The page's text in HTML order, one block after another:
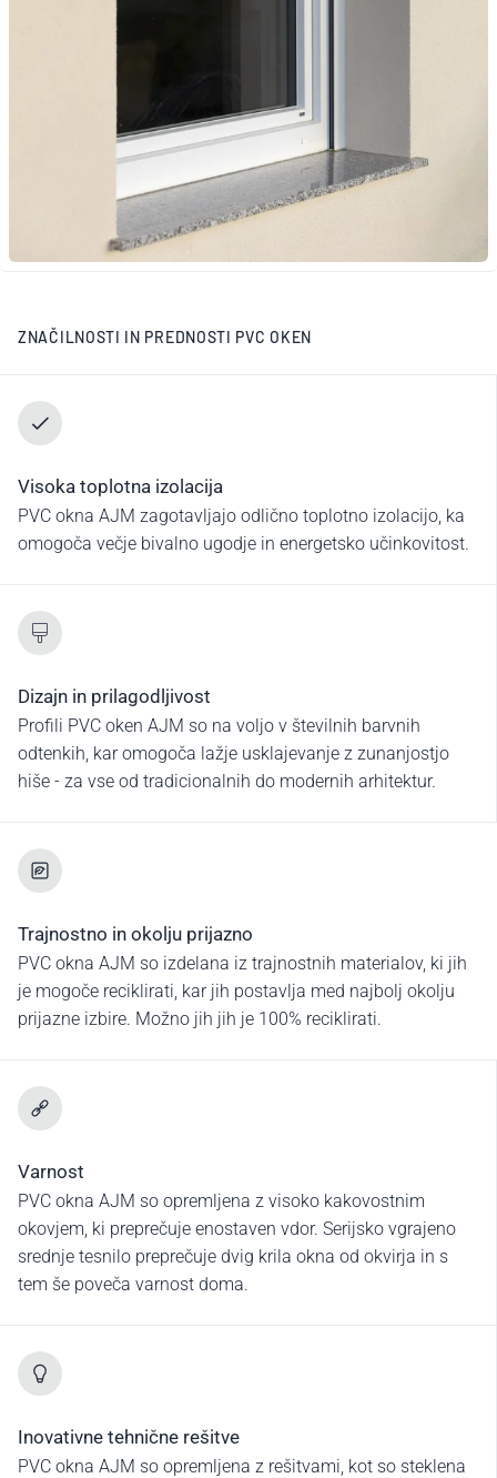
ZNAČILNOSTI IN PREDNOSTI PVC OKEN
Visoka toplotna izolacija
PVC okna AJM zagotavljajo odlično toplotno izolacijo, ka
omogoča večje bivalno ugodje in energetsko učinkovitost.
Dizajn in prilagodljivost
Profili PVC oken AJM so na voljo v številnih barvnih
odtenkih, kar omogoča lažje usklajevanje z zunanjostjo
hiše - za vse od tradicionalnih do modernih arhitektur.
Trajnostno in okolju prijazno
PVC okna AJM so izdelana iz trajnostnih materialov, ki jih
je mogoče reciklirati, kar jih postavlja med najbolj okolju
prijazne izbire. Možno jih jih je 100% reciklirati.
Varnost
PVC okna AJM so opremljena z visoko kakovostnim
okovjem, ki preprečuje enostaven vdor. Serijsko vgrajeno
srednje tesnilo preprečuje dvig krila okna od okvirja in s
tem še poveča varnost doma.
Inovativne tehnične rešitve
PVC okna AJM so opremljena z rešitvami, kot so steklena